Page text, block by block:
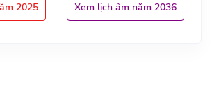
2025 Xem lịch âm năm 2036